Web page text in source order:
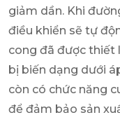
giảm dần. Khi
điều khiển sẽ tự
cong đã được thiết
bị biến dạng dưới
còn có chức năng
để đảm bảo sản